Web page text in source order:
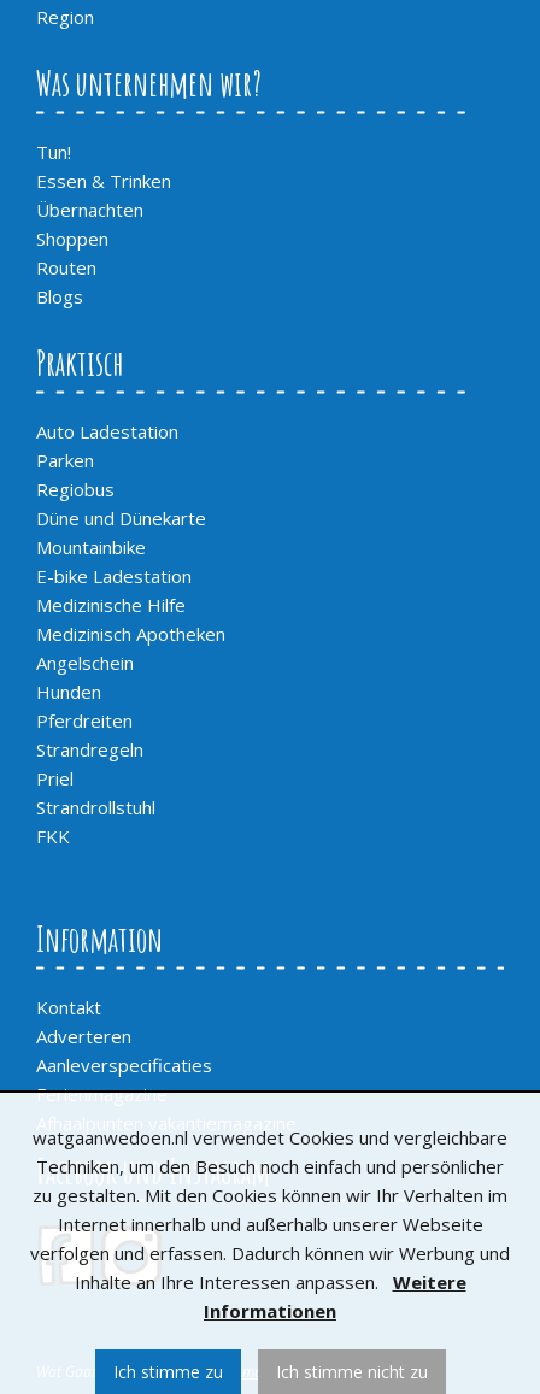
Region
Was unternehmen wir?
Tun!
Essen & Trinken
Übernachten
Shoppen
Routen
Blogs
Praktisch
Auto Ladestation
Parken
Regiobus
Düne und Dünekarte
Mountainbike
E-bike Ladestation
Medizinische Hilfe
Medizinisch Apotheken
Angelschein
Hunden
Pferdreiten
Strandregeln
Priel
Strandrollstuhl
FKK
Information
Kontakt
Adverteren
Aanleverspecificaties
Ferienmagazine
Afhaalpunten vakantiemagazine
Facebook und Instagram
Wat Gaan We Doen / De Bladenmaaksters ©2019
watgaanwedoen.nl verwendet Cookies und vergleichbare
Techniken, um den Besuch noch einfach und persönlicher
zu gestalten. Mit den Cookies können wir Ihr Verhalten im
Internet innerhalb und außerhalb unserer Webseite
verfolgen und erfassen. Dadurch können wir Werbung und
Inhalte an Ihre Interessen anpassen. Weitere
Informationen
Ich stimme zu Ich stimme nicht zu